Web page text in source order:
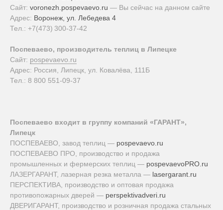
Сайт: voronezh.pospevaevo.ru — Вы сейчас на данном сайте
Адрес: Воронеж, ул. Лебедева 4
Тел.: +7(473) 300-37-42
Поспеваево, производитель теплиц в Липецке
Сайт: pospevaevo.ru
Адрес: Россия, Липецк, ул. Ковалёва, 111Б
Тел.: 8 800 551-09-37
Поспеваево входит в группу компаний «ГАРАНТ»,
Липецк
ПОСПЕВАЕВО, завод теплиц — pospevaevo.ru
ПОСПЕВАЕВО ПРО, производство и продажа
промышленных и фермерских теплиц — pospevaevoPRO.ru
ЛАЗЕРГАРАНТ, лазерная резка металла — lasergarant.ru
ПЕРСПЕКТИВА, производство и оптовая продажа
противопожарных дверей — perspektivadveri.ru
ДВЕРИГАРАНТ, производство и розничная продажа стальных